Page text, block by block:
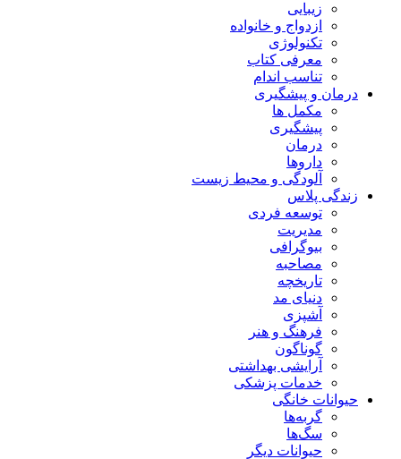
زیبایی
ازدواج و خانواده
تکنولوژی
معرفی کتاب
تناسب اندام
درمان و پیشگیری
مکمل ها
پیشگیری
درمان
داروها
آلودگی و محیط زیست
زندگی پلاس
توسعه فردی
مدیریت
بیوگرافی
مصاحبه
تاریخچه
دنیای مد
آشپزی
فرهنگ و هنر
گوناگون
آرایشی بهداشتی
خدمات پزشکی
حیوانات خانگی
گربه‌ها
سگ‌ها
حیوانات دیگر